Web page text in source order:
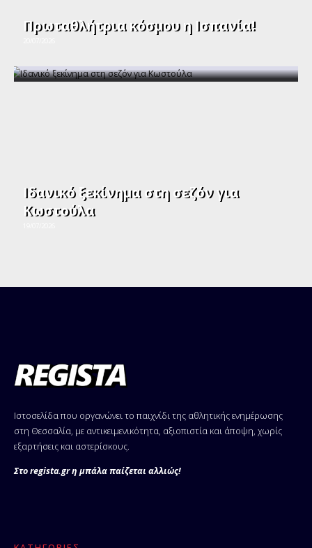
Πρωταθλήτρια κόσμου η Ισπανία!
Ιδανικό ξεκίνημα στη σεζόν για
Κωστούλα
Ιστοσελίδα που οργανώνει το παιχνίδι της αθλητικής ενημέρωσης
στη Θεσσαλία, με αντικειμενικότητα, αξιοπιστία και άποψη, χωρίς
εξαρτήσεις και αστερίσκους.
Στο regista.gr η μπάλα παίζεται αλλιώς!